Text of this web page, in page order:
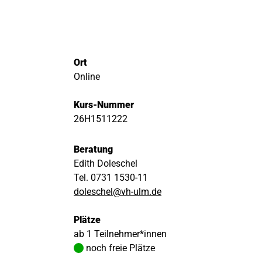
Ort
Online
Kurs-Nummer
26H1511222
Beratung
Edith Doleschel
Tel. 0731 1530-11
doleschel@vh-ulm.de
Plätze
ab 1 Teilnehmer*innen
noch freie Plätze